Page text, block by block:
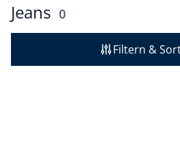
Jeans Ergebnisse
0
Filtern &